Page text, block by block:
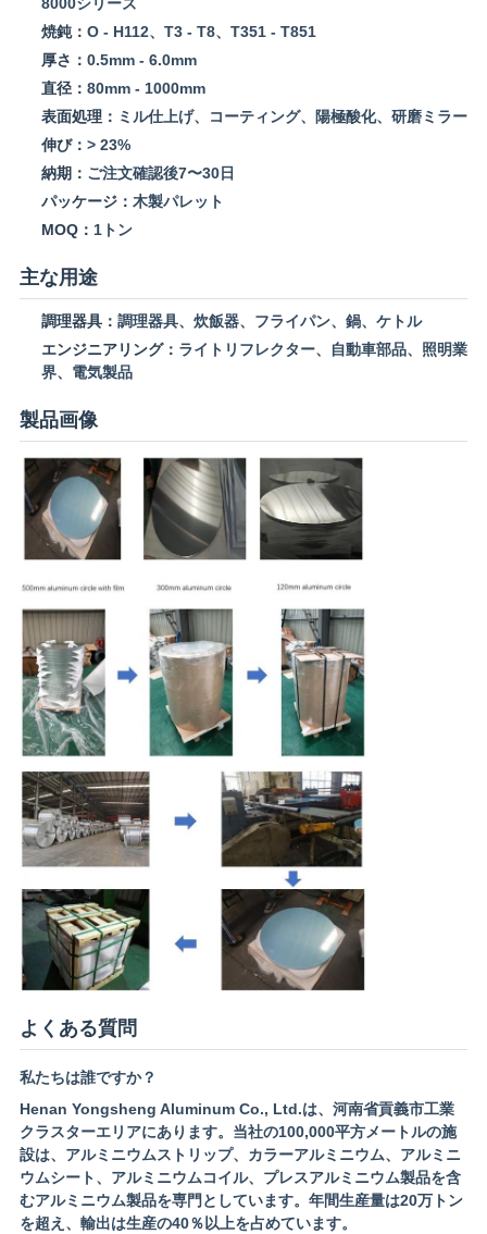
8000シリーズ
焼鈍： O - H112、T3 - T8、T351 - T851
厚さ： 0.5mm - 6.0mm
直径： 80mm - 1000mm
表面処理： ミル仕上げ、コーティング、陽極酸化、研磨ミラー
伸び： > 23%
納期： ご注文確認後7〜30日
パッケージ： 木製パレット
MOQ： 1トン
主な用途
調理器具： 調理器具、炊飯器、フライパン、鍋、ケトル
エンジニアリング： ライトリフレクター、自動車部品、照明業
界、電気製品
製品画像
よくある質問
私たちは誰ですか？
Henan Yongsheng Aluminum Co., Ltd.は、河南省貢義市工業
クラスターエリアにあります。当社の100,000平方メートルの施
設は、アルミニウムストリップ、カラーアルミニウム、アルミニ
ウムシート、アルミニウムコイル、プレスアルミニウム製品を含
むアルミニウム製品を専門としています。年間生産量は20万トン
を超え、輸出は生産の40％以上を占めています。